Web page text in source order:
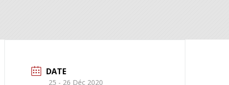
DATE
25 - 26 Déc 2020